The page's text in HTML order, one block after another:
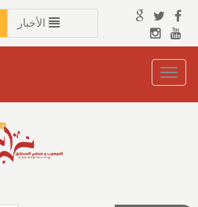
الأخبار
Toggle
navigation